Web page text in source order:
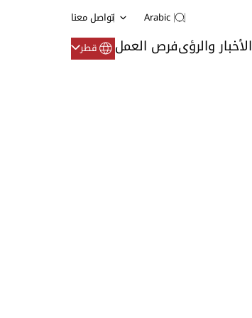
Arabic تواصل معنا
الأخبار والرؤىفرص العمل قطر